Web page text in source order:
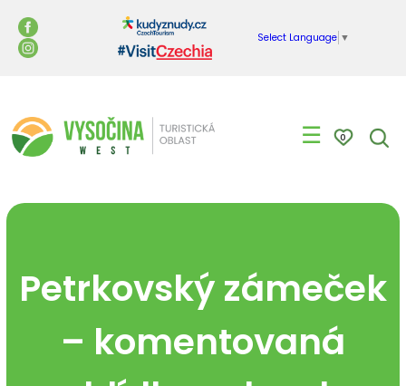
Select Language ▼
☰ 0
Petrkovský zámeček
– komentovaná